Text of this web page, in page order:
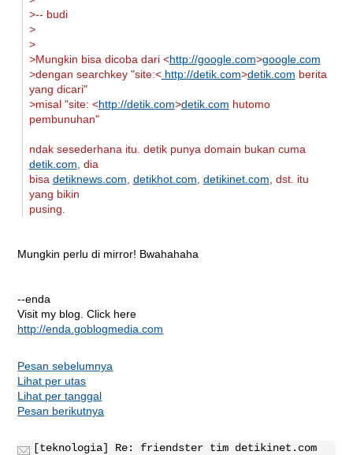
>-- budi
>
>
>Mungkin bisa dicoba dari <http://google.com>google.com
>dengan searchkey "site:<http://detik.com>detik.com berita
yang dicari"
>misal "site: <http://detik.com>detik.com hutomo
pembunuhan"
ndak sesederhana itu. detik punya domain bukan cuma
detik.com , dia
bisa detiknews.com detikhot.com detikinet.com , dst. itu
yang bikin
pusing.
Mungkin perlu di mirror! Bwahahaha
--enda
Visit my blog. Click here
http://enda.goblogmedia.com
Pesan sebelumnya
Lihat per utas
Lihat per tanggal
Pesan berikutnya
[teknologia] Re: friendster tim detikinet.com